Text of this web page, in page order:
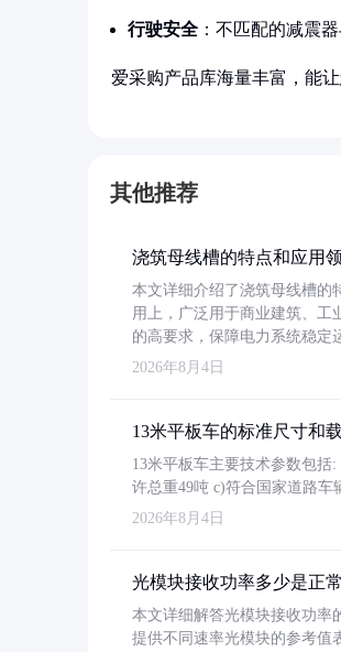
行驶安全 ：不匹配的减震
爱采购产品库海量丰富，能
其他推荐
浇筑母线槽的特点和应用
本文详细介绍了浇筑母线槽的
用上，广泛用于商业建筑、工
的高要求，保障电力系统稳定
2026年8月4日
13米平板车的标准尺寸和
13米平板车主要技术参数包括
许总重49吨 c)符合国家道路
2026年8月4日
光模块接收功率多少是正常
本文详细解答光模块接收功率
提供不同速率光模块的参考值